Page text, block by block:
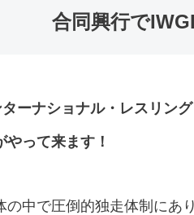
合同興行で
ーナショナル・レスリン
って来ます！
の中で圧倒的独走体制にあ